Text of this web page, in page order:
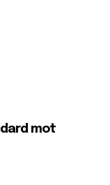
mot